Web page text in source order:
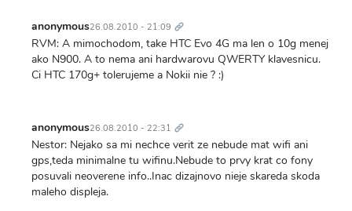
anonymous26.08.2010 - 21:09 odkaz
RVM: A mimochodom, take HTC Evo 4G ma len o 10g menej
ako N900. A to nema ani hardwarovu QWERTY klavesnicu.
Ci HTC 170g+ tolerujeme a Nokii nie ? :)
anonymous26.08.2010 - 22:31 odkaz
Nestor: Nejako sa mi nechce verit ze nebude mat wifi ani
gps,teda minimalne tu wifinu.Nebude to prvy krat co fony
posuvali neoverene info..Inac dizajnovo nieje skareda skoda
maleho displeja.